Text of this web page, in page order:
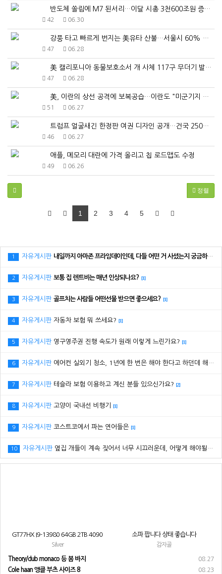
반도체 쏠림에 M7 된서리…이달 시총 3천600조원 증…
42 06.30
강풍 타고 빠르게 번지는 美유타 산불…서울시 60% 면…
47 06.28
美 캘리포니아 동물보호소서 개 사체 117구 무더기 발…
47 06.28
美, 이란의 상선 공격에 보복공습…이란도 "미군기지 때…
51 06.27
트럼프 얼굴새긴 한정판 여권 디자인 공개…건국 250주…
46 06.27
애플, 메모리 대란에 가격 올리고 칩 로드맵도 수정
49 06.26
정렬
1 2 3 4 5
1 자유게시판 내일까지 아마존 프라임데이인데, 다들 어떤 거 사셨는지 궁금하네요.
2 자유게시판 보통 집 렌트비는 매년 인상되나요? [1]
3 자유게시판 골프치는 사람들 어떤선물 받으면 좋으세요? [1]
4 자유게시판 자동차 보험 뭐 쓰세요? [1]
5 자유게시판 영구영주권 진행 속도가 원래 이렇게 느린가요? [1]
6 자유게시판 에어컨 실외기 청소, 1년에 한 번은 해야 한다고 하던데 해보신 분 있으세요?
7 자유게시판 테슬라 보험 이용하고 계신 분들 있으신가요? [2]
8 자유게시판 고양이 국내선 비행기 [1]
9 자유게시판 코스트코에서 파는 연어들은 [1]
10 자유게시판 옆집 개들이 계속 짖어서 너무 시끄러운데, 어떻게 해야될까요? ㅠㅠ
GT77HX I9-13980 64GB 2TB 4090
Silver
소파 팝니다 상태 좋습니다
감자골
08.27
Theory/club monaco 등 봄 바지
08.23
Cole haan 앵클 부츠 사이즈 8